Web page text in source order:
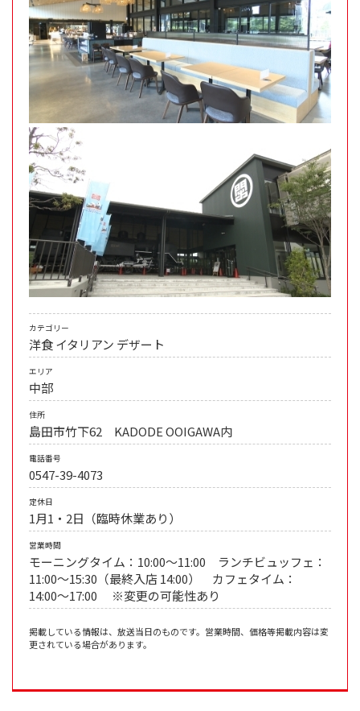
カテゴリー
洋食イタリアン デザート
エリア
中部
住所
島田市竹下62 KADODE OOIGAWA内
電話番号
0547-39-4073
定休日
1月1・2日（臨時休業あり）
営業時間
モーニングタイム：10:00〜11:00 ランチビュッフェ：
11:00〜15:30（最終入店 14:00） カフェタイム：
14:00〜17:00 ※変更の可能性あり
掲載している情報は、放送当日のものです。営業時間、価格等掲載内容は変
更されている場合があります。